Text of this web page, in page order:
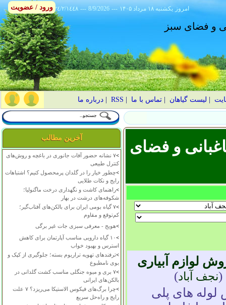
٢٤/٢/١٤٤٨ --- 8/9/2026 --- ۱۴۰۵ يکشنبه ۱۸ مرداد امروز
و فضای سبز
لیست گیاهان |تماس با ما RSS
|درباره ما
آخرین مطالب
>
۷ نشانه حضور آفات جانوری در باغچه و روش‌های
کنترل طبیعی
>چطور خیار را در گلدان پرمحصول کنیم؟ اشتباهات
رایج و نکات طلایی
>راهنمای کاشت و نگهداری درخت ماگنولیا؛
شکوفه‌های درشت در بهار
>
۷ گیاه بومی ایران برای بالکن‌های آفتاب‌گیر؛
کم‌توقع و مقاوم
>هویج - معرفی سبزی جات غیر برگی
>
۱۰ گیاه دارویی مناسب آپارتمان برای کاهش
استرس و بهبود خواب
>ترفندهای تهویه تراریوم بسته؛ جلوگیری از کپک و
بوی نامطبوع
>
۷ بری و میوه جنگلی مناسب کشت گلدانی در
بالکن‌های ایرانی
>
چرا برگ‌های فیکوس الاستیکا می‌ریزد؟ ۷ علت
رایج و راه‌حل سریع
و فضای
لوازم آبیاری
(نجف آباد)
لوله های پلی
ورود / عضویت